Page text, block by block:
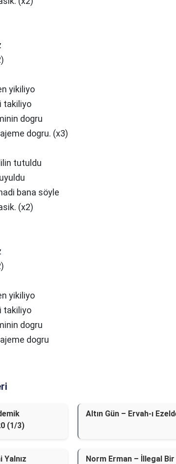
yikiliyo
takiliyo
dogru
dogru. (x3)
tutuldu
bana söyle
(x2)
yikiliyo
takiliyo
dogru
dogru
(1/3)
Altın Gün – Ervah-ı
Norm Erman – İllegal